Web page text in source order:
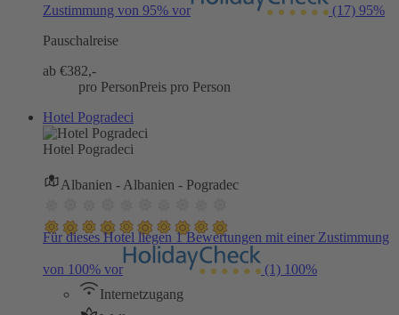
Zustimmung von 95% vor (17) 95%
Pauschalreise
ab €382,-
pro PersonPreis pro Person
Hotel Pogradeci
Hotel Pogradeci
Albanien - Albanien - Pogradec
Für dieses Hotel liegen 1 Bewertungen mit einer Zustimmung
von 100% vor (1) 100%
Internetzugang